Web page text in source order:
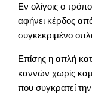
Εν ολίγοις ο
αφήνει κέρδος
συγκεκριμένο
Επίσης η απλή
καννών χωρίς
που συγκρατεί